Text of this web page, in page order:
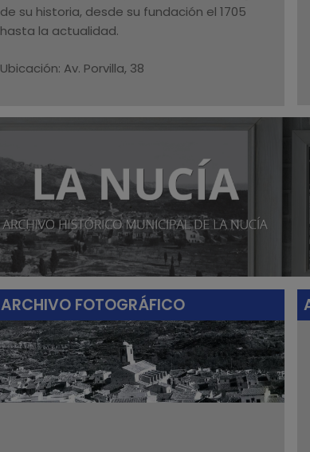
de su historia, desde su fundación el 1705
hasta la actualidad.
Ubicación: Av. Porvilla, 38
ARCHIVO FOTOGRÁFICO